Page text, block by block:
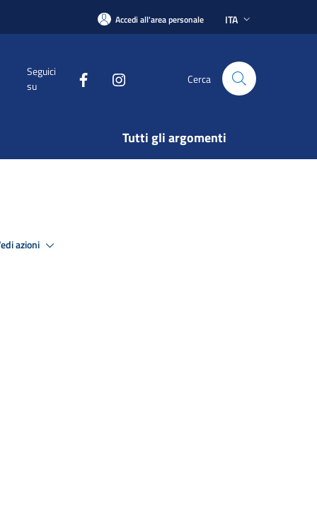
Accedi all'area personale ITA
Seguici
su
Cerca
Tutti gli argomenti
azioni